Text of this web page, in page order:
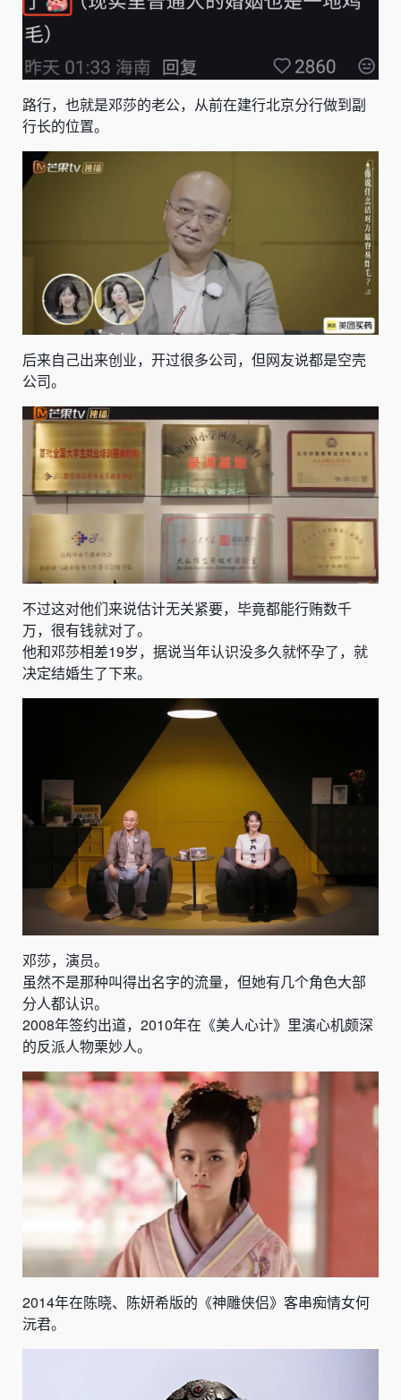
路行，也就是邓莎的老公，从前在建行北京分行做到副
行长的位置。
后来自己出来创业，开过很多公司，但网友说都是空壳
公司。
不过这对他们来说估计无关紧要，毕竟都能行贿数千
万，很有钱就对了。
他和邓莎相差19岁，据说当年认识没多久就怀孕了，就
决定结婚生了下来。
邓莎，演员。
虽然不是那种叫得出名字的流量，但她有几个角色大部
分人都认识。
2008年签约出道，2010年在《美人心计》里演心机颇深
的反派人物栗妙人。
2014年在陈晓、陈妍希版的《神雕侠侣》客串痴情女何
沅君。